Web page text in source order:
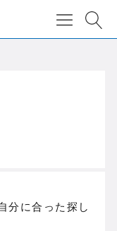
分に合った探し